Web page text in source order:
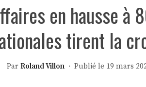
en hausse
tirent la
Par Roland Villon · Publié le 19 mars